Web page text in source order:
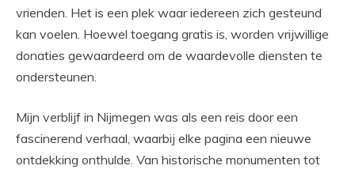
vrienden. Het is een plek waar iedereen zich gesteund
kan voelen. Hoewel toegang gratis is, worden vrijwillige
donaties gewaardeerd om de waardevolle diensten te
ondersteunen.
Mijn verblijf in Nijmegen was als een reis door een
fascinerend verhaal, waarbij elke pagina een nieuwe
ontdekking onthulde. Van historische monumenten tot